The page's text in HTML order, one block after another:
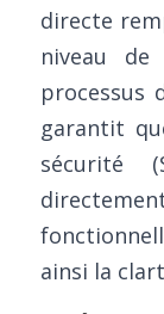
directe
niveau
processus
garantit
sécurité
ainsi la